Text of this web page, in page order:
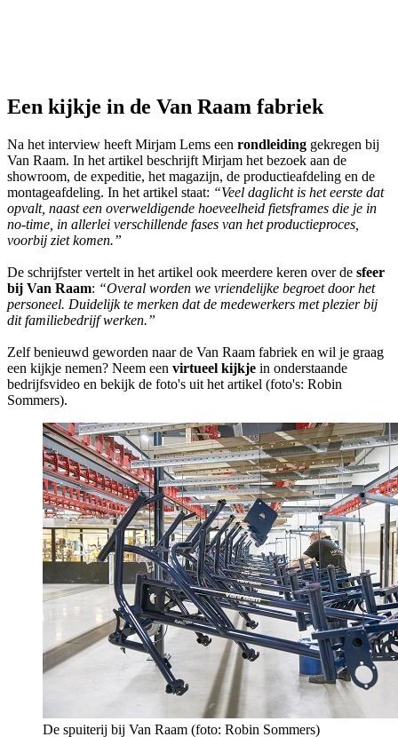
Een kijkje in de Van Raam fabriek
Na het interview heeft Mirjam Lems een rondleiding gekregen bij
Van Raam. In het artikel beschrijft Mirjam het bezoek aan de
showroom, de expeditie, het magazijn, de productieafdeling en de
montageafdeling. In het artikel staat: “Veel daglicht is het eerste dat
opvalt, naast een overweldigende hoeveelheid fietsframes die je in
no-time, in allerlei verschillende fases van het productieproces,
voorbij ziet komen.”
De schrijfster vertelt in het artikel ook meerdere keren over de sfeer
bij Van Raam: “Overal worden we vriendelijke begroet door het
personeel. Duidelijk te merken dat de medewerkers met plezier bij
dit familiebedrijf werken.”
Zelf benieuwd geworden naar de Van Raam fabriek en wil je graag
een kijkje nemen? Neem een virtueel kijkje in onderstaande
bedrijfsvideo en bekijk de foto's uit het artikel (foto's: Robin
Sommers).
De spuiterij bij Van Raam (foto: Robin Sommers)